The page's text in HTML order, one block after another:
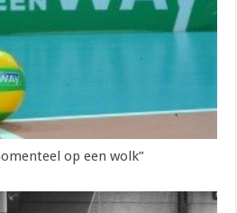
op een wolk”